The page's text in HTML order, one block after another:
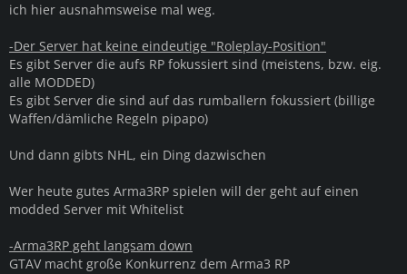
ich hier ausnahmsweise mal weg.
-Der Server hat keine eindeutige "Roleplay-Position"
Es gibt Server die aufs RP fokussiert sind (meistens, bzw. eig.
alle MODDED)
Es gibt Server die sind auf das rumballern fokussiert (billige
Waffen/dämliche Regeln pipapo)
Und dann gibts NHL, ein Ding dazwischen
Wer heute gutes Arma3RP spielen will der geht auf einen
modded Server mit Whitelist
-Arma3RP geht langsam down
GTAV macht große Konkurrenz dem Arma3 RP